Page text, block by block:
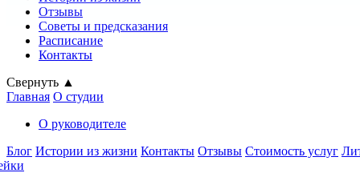
Отзывы
Советы и предсказания
Расписание
Контакты
Свернуть ▲
Главная О студии
О руководителе
Блог Истории из жизни Контакты Отзывы Стоимость услуг